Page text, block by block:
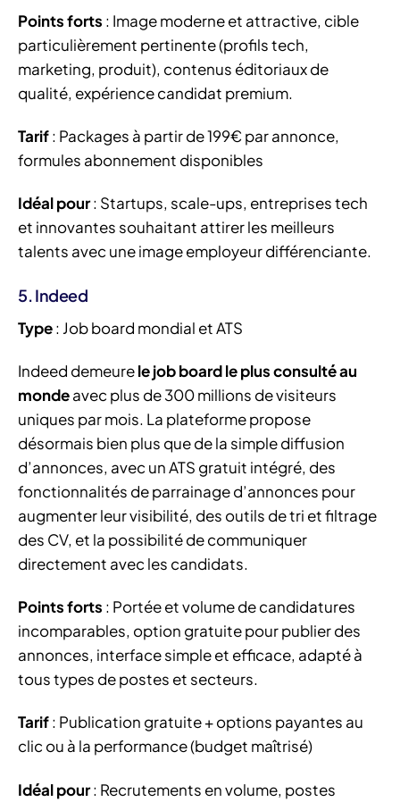
Points forts : Image moderne et attractive, cible
particulièrement pertinente (profils tech,
marketing, produit), contenus éditoriaux de
qualité, expérience candidat premium.
Tarif: Packages à partir de 199€ par annonce,
formules abonnement disponibles
Idéal pour: Startups, scale-ups, entreprises tech
et innovantes souhaitant attirer les meilleurs
talents avec une image employeur différenciante.
5. Indeed
Type: Job board mondial et ATS
Indeed demeurele job board le plus consulté au
mondeavec plus de 300 millions de visiteurs
uniques par mois. La plateforme propose
désormais bien plus que de la simple diffusion
d’annonces, avec un ATS gratuit intégré, des
fonctionnalités de parrainage d’annonces pour
augmenter leur visibilité, des outils de tri et filtrage
des CV, et la possibilité de communiquer
directement avec les candidats.
Points forts : Portée et volume de candidatures
incomparables, option gratuite pour publier des
annonces, interface simple et efficace, adapté à
tous types de postes et secteurs.
Tarif: Publication gratuite + options payantes au
clic ou à la performance (budget maîtrisé)
Idéal pour: Recrutements en volume, postes